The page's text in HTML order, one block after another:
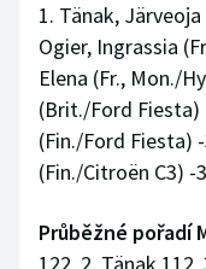
Vodní slalom
Volejbal
Ostatní
1. Tänak,
Ogier, Ingrassia
Elena (Fr., Mon./
(Brit./Ford Fiesta)
(Fin./Ford Fiesta)
(Fin./Citroën C3) -
Průběžné pořadí